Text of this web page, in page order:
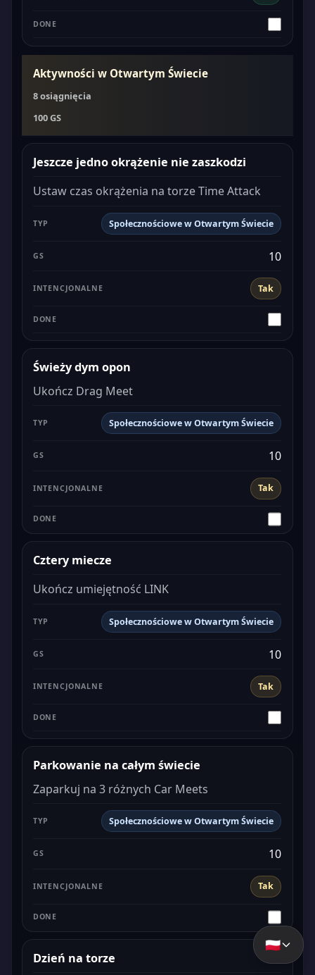
Aktywności w Otwartym Świecie
8 osiągnięcia
100 GS
Jeszcze jedno okrążenie nie zaszkodzi
Ustaw czas okrążenia na torze Time Attack
Społecznościowe w Otwartym Świecie
Tak
10
Świeży dym opon
Ukończ Drag Meet
Społecznościowe w Otwartym Świecie
Tak
10
Cztery miecze
Ukończ umiejętność LINK
Społecznościowe w Otwartym Świecie
Tak
10
Parkowanie na całym świecie
Zaparkuj na 3 różnych Car Meets
Społecznościowe w Otwartym Świecie
Tak
10
Dzień na torze
🇵🇱